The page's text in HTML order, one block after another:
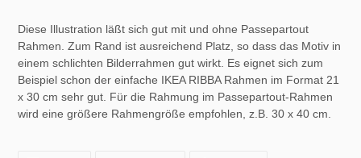
Diese Illustration läßt sich gut mit und ohne Passepartout
Rahmen. Zum Rand ist ausreichend Platz, so dass das Motiv in
einem schlichten Bilderrahmen gut wirkt. Es eignet sich zum
Beispiel schon der einfache IKEA RIBBA Rahmen im Format 21
x 30 cm sehr gut. Für die Rahmung im Passepartout-Rahmen
wird eine größere Rahmengröße empfohlen, z.B. 30 x 40 cm.